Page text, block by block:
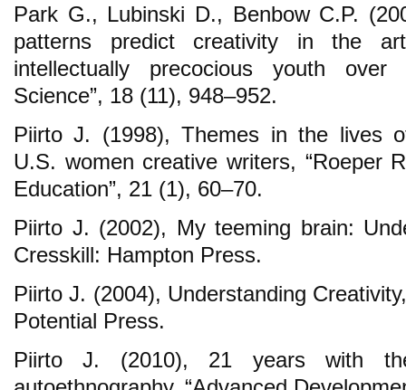
Park G., Lubinski D., Benbow C.P.
patterns predict creativity in the
intellectually precocious youth over
Science”, 18 (11), 948–952.
Piirto J. (1998), Themes in the lives
U.S. women creative writers, “Roeper
Education”, 21 (1), 60–70.
Piirto J. (2002), My teeming brain:
Cresskill: Hampton Press.
Piirto J. (2004), Understanding
Potential Press.
Piirto J. (2010), 21 years with